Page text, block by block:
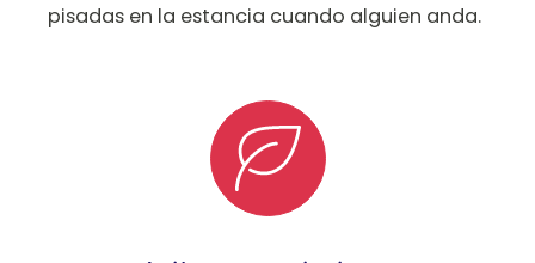
pisadas en la estancia cuando alguien anda.